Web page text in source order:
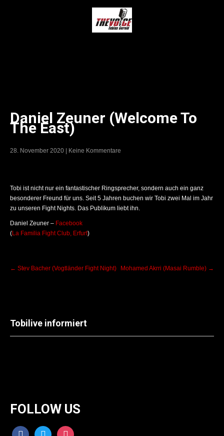
Daniel Zeuner (Welcome To
The East)
28. November 2020 Keine Kommentare
Tobi ist nicht nur ein fantastischer Ringsprecher, sondern auch ein ganz
besonderer Freund für uns. Seit 5 Jahren buchen wir Tobi zwei Mal im Jahr
zu unseren Fight Nights. Das Publikum liebt ihn.
Daniel Zeuner – Facebook
(La Familia Fight Club, Erfurt)
navigation
← Stev Bacher (Vogtländer Fight Night) Mohamed Akrri (Masai Rumble) →
Tobilive informiert
FOLLOW US
facebooktwitter instagram